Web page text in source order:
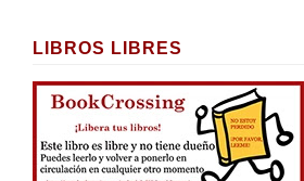
LIBROS LIBRES